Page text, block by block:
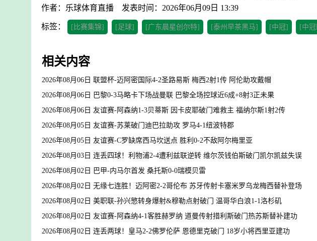
作者：乐球体育直播 发表时间：2026年06月09日 13:39
标签： [比赛集锦] [足球] [广东晨星创尔特] [泰州早茶黑马] [中冠] [中
相关内容
2026年08月06日 联盟杯-迈阿密国际4-2圣路易斯 梅西2射1传 阿伦助攻戴帽
2026年08月06日 巴黎0-3马略卡下场战曼联 巴黎全场控球近6成+8射3正未果
2026年08月06日 友谊赛-阿森纳1-3贝蒂斯 因卡皮耶破门难救主 福纳尔斯1射2传
2026年08月05日 友谊赛-苏莱破门迪巴拉助攻 罗马4-1纽波特郡
2026年08月05日 友谊赛-C罗缺席西马坎送点 胜利0-2不敌阿尔梅里亚
2026年08月03日 连丢四球！利物浦2-4遭利兹联逆转 维尔茨钱伯斯破门凯尔凯兹失误
2026年08月02日 巴甲-内马尔首发 桑托斯0-0瑞模贝雷
2026年08月02日 无缘七连胜！迈阿密2-2哥伦布 苏牙传射卡塞米罗乌龙梅西替补登场
2026年08月02日 美职联-孙兴慜转身爆射&穆勒点射破门 温哥华白浪1-1洛杉矶
2026年08月02日 友谊赛-阿森纳4-1客胜赫罗纳 道曼传射措利斯破门热苏斯替补建功
2026年08月02日 连丢两球！皇马2-2佛罗伦萨 恩德里克破门 18岁小将西里亚建功